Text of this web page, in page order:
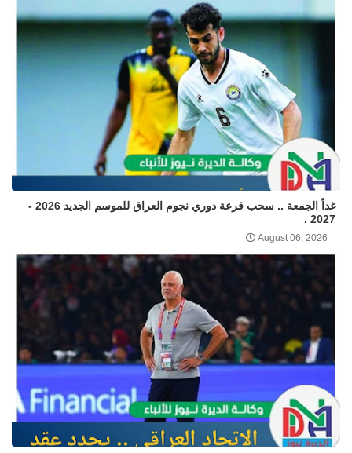
غداً الجمعة .. سحب قرعة دوري نجوم العراق للموسم الجديد 2026 -
2027 .
August 06, 2026